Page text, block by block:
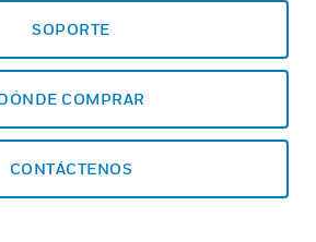
SOPORTE
COMPRAR
CONTÁCTENOS